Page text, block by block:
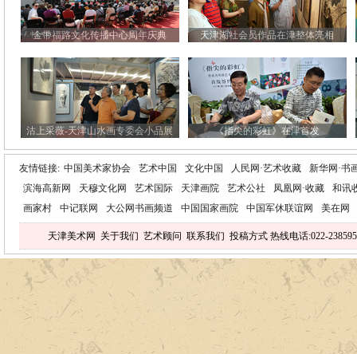
金带福路文化传播中心周年庆典 天津湖社会员作品在津整体亮相
沽上采薇-天津山水画专委会小品展 《指尖的彩虹》在津首发
友情链接: 中国美术家协会 艺术中国 文化中国 人民网·艺术收藏
新华网·书
滨海高新网
天穆文化网 艺术国际 天津画院 艺术公社 凤凰网·收藏
和讯
画家村
中记联网 大公网书画频道 中国国家画院 中国军休联谊网 美在网
天津美术网 关于我们 艺术顾问 联系我们 投稿方式 热线电话:022-